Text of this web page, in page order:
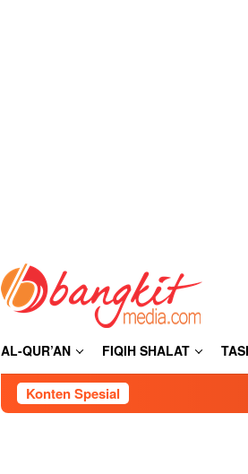
AL-QUR’AN FIQIH SHALAT
Konten Spesial